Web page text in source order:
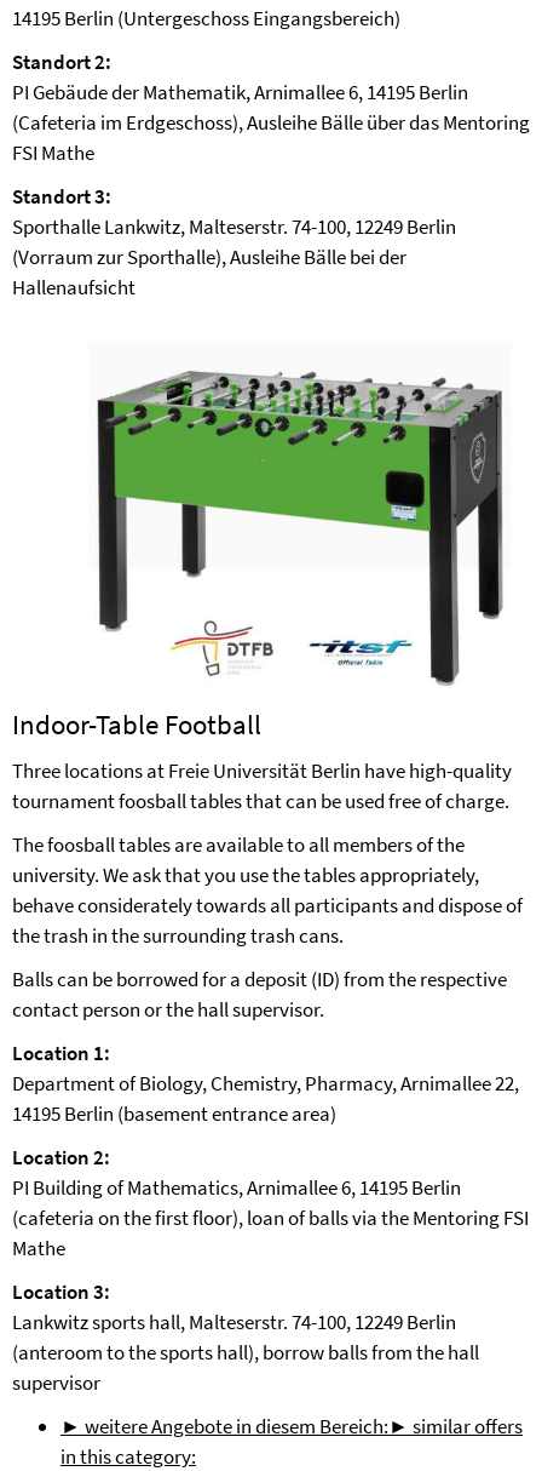
14195 Berlin (Untergeschoss Eingangsbereich)
Standort 2:
PI Gebäude der Mathematik, Arnimallee 6, 14195 Berlin
(Cafeteria im Erdgeschoss), Ausleihe Bälle über das Mentoring
FSI Mathe
Standort 3:
Sporthalle Lankwitz, Malteserstr. 74-100, 12249 Berlin
(Vorraum zur Sporthalle), Ausleihe Bälle bei der
Hallenaufsicht
Indoor-Table Football
Three locations at Freie Universität Berlin have high-quality
tournament foosball tables that can be used free of charge.
The foosball tables are available to all members of the
university. We ask that you use the tables appropriately,
behave considerately towards all participants and dispose of
the trash in the surrounding trash cans.
Balls can be borrowed for a deposit (ID) from the respective
contact person or the hall supervisor.
Location 1:
Department of Biology, Chemistry, Pharmacy, Arnimallee 22,
14195 Berlin (basement entrance area)
Location 2:
PI Building of Mathematics, Arnimallee 6, 14195 Berlin
(cafeteria on the first floor), loan of balls via the Mentoring FSI
Mathe
Location 3:
Lankwitz sports hall, Malteserstr. 74-100, 12249 Berlin
(anteroom to the sports hall), borrow balls from the hall
supervisor
► weitere Angebote in diesem Bereich:► similar offers
in this category: